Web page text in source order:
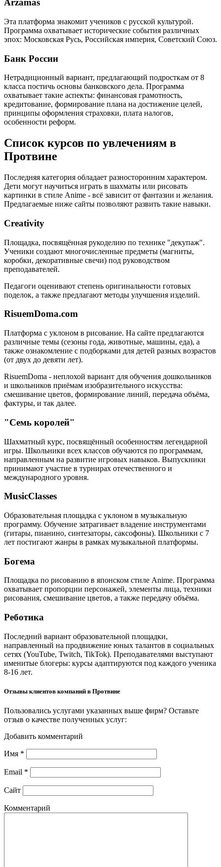
Arzamas
Эта платформа знакомит учеников с русской культурой.
Программа охватывает исторические события различных
эпох: Московская Русь, Российская империя, Советский Союз.
Банк России
Нетрадиционный вариант, предлагающий подросткам от 8
класса постичь основы банковского дела. Программа
охватывает такие аспекты: финансовая грамотность,
кредитование, формирование плана на достижение целей,
принципы оформления страховки, плата налогов,
особенности реформ.
Список курсов по увлечениям в
Протвине
Последняя категория обладает разносторонним характером.
Дети могут научиться играть в шахматы или рисовать
картинки в стиле Anime - всё зависит от фантазии и желания.
Предлагаемые ниже сайты позволяют развить такие навыки.
Creativity
Площадка, посвящённая рукоделию по технике "декупаж".
Ученики создают многочисленные предметы (магниты,
коробки, декоративные свечи) под руководством
преподавателей.
Педагоги оценивают степень оригинальности готовых
поделок, а также предлагают методы улучшения изделий.
RisuemDoma.com
Платформа с уклоном в рисование. На сайте предлагаются
различные темы (сезоны года, животные, машины, еда), а
также ознакомление с подборками для детей разных возрастов
(от двух до девяти лет).
RisuemDoma - неплохой вариант для обучения дошкольников
и школьников приёмам изобразительного искусства:
смешивание цветов, формирование линий, передача объёма,
фактуры, и так далее.
"Семь королей"
Шахматный курс, посвящённый особенностям легендарной
игры. Школьники всех классов обучаются по программам,
направленным на развитие игровых навыков. Выпускники
принимают участие в турнирах отечественного и
международного уровня.
MusicClasses
Образовательная площадка с уклоном в музыкальную
программу. Обучение затрагивает владение инструментами
(гитары, пианино, синтезаторы, саксофоны). Школьники с 7
лет постигают жанры в рамках музыкальной платформы.
Богема
Площадка по рисованию в японском стиле Anime. Программа
охватывает пропорции персонажей, элементы лица, техники
рисования, смешивание цветов, а также передачу объёма.
Реботика
Последний вариант образовательной площадки,
направленный на продвижение юных талантов в социальных
сетях (YouTube, Twitch, TikTok). Преподавателями выступают
именитые блогеры: курсы адаптируются под каждого ученика
8-16 лет.
Отзывы клиентов компаний в Протвине
Пользовались услугами указанных выше фирм? Оставьте
отзыв о качестве полученных услуг:
Добавить комментарий
Имя *
Email *
Сайт
Комментарий